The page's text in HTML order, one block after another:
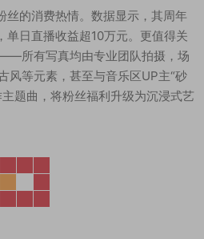
丝的消费热情。数据显示，其周年
日直播收益超10万元。更值得关
所有写真均由专业团队拍摄，场
风等元素，甚至与音乐区UP主“砂
题曲，将粉丝福利升级为沉浸式艺